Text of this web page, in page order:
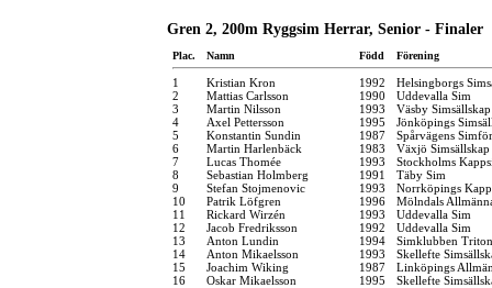
Gren 2, 200m Ryggsim Herrar, Senior - Finaler
Plac. Namn Född Förening
1 Kristian Kron 1992
Helsingborgs
2
Mattias Carlsson 1990
Uddevalla Sim
3
Martin Nilsson 1993
Väsby Simsällskap
4
Axel Pettersson 1995
Jönköpings
5
Konstantin Sundin 1987
Spårvägens
6
Martin Harlenbäck 1983
Växjö Simsällskap
7
Lucas Thomée 1993
Stockholms
8
Sebastian Holmberg 1991
Täby Sim
9
Stefan Stojmenovic 1993
Norrköpings
10
Patrik Löfgren 1996
Mölndals
11
Rickard Wirzén 1993
Uddevalla Sim
12
Jacob Fredriksson 1992
Uddevalla Sim
13
Anton Lundin 1994
Simklubben Triton
14
Anton Mikaelsson 1993
Skellefte
15
Joachim Wiking 1987
Linköpings
16
Oskar Mikaelsson 1995 Skellefte